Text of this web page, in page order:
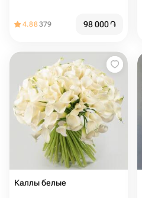
4.88379 98 000֏
Каллы белые